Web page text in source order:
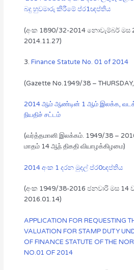
බදු හුවමාරු කිරීමේ ප්ර1ඥප්තිය
(අංක 1890/32-2014 නොවැම්බර් මස
2014.11.27)
3. Finance Statute No. 01 of 2014
(Gazette No.1949/38 –
2014 ஆம் ஆண்டின் 1 ஆம் இலக்க,
நியதிச் சட்டம்
(வர்த்தமானி இலக்கம். 1949/38 –
மாதம் 14 ஆந் திகதி வியாழக்கிழமை)
2014 අංක 1 දරන මුදල් ප්ර0ඥප්තිය
(අංක 1949/38-2016 ජනවාරි මස 14
2016.01.14)
APPLICATION FOR REQUESTING
VALUATION FOR STAMP DUTY
OFFINANCE STATUTE OF THE
NO.01 OF 2014